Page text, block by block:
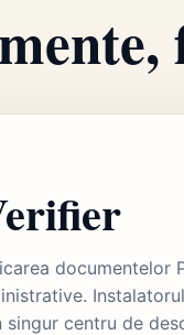
documentelor
centru de